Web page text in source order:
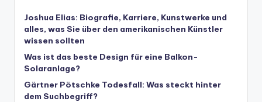
Joshua Elias: Biografie, Karriere, Kunstwerke und
alles, was Sie über den amerikanischen Künstler
wissen sollten
Was ist das beste Design für eine Balkon-
Solaranlage?
Gärtner Pötschke Todesfall: Was steckt hinter
dem Suchbegriff?